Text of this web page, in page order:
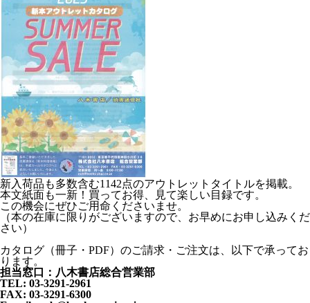
新入荷品も多数含む1142点のアウトレットタイトルを掲載。
本文紙面も一新！買ってお得、見て楽しい目録です。
この機会にぜひご用命くださいませ。
（本の在庫に限りがございますので、お早めにお申し込みくだ
さい）
カタログ（冊子・PDF）のご請求・ご注文は、以下で承ってお
ります。
担当窓口：八木書店総合営業部
TEL: 03-3291-2961
FAX: 03-3291-6300